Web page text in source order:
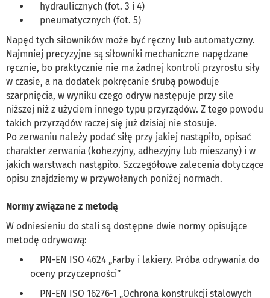
hydraulicznych (fot. 3 i 4)
pneumatycznych (fot. 5)
Napęd tych siłowników może być ręczny lub automatyczny.
Najmniej precyzyjne są siłowniki mechaniczne napędzane
ręcznie, bo praktycznie nie ma żadnej kontroli przyrostu siły
w czasie, a na dodatek pokręcanie śrubą powoduje
szarpnięcia, w wyniku czego odryw następuje przy sile
niższej niż z użyciem innego typu przyrządów. Z tego powodu
takich przyrządów raczej się już dzisiaj nie stosuje.
Po zerwaniu należy podać siłę przy jakiej nastąpiło, opisać
charakter zerwania (kohezyjny, adhezyjny lub mieszany) i w
jakich warstwach nastąpiło. Szczegółowe zalecenia dotyczące
opisu znajdziemy w przywołanych poniżej normach.
Normy związane z metodą
W odniesieniu do stali są dostępne dwie normy opisujące
metodę odrywową:
PN-EN ISO 4624 „Farby i lakiery. Próba odrywania do
oceny przyczepności”
PN-EN ISO 16276-1 „Ochrona konstrukcji stalowych